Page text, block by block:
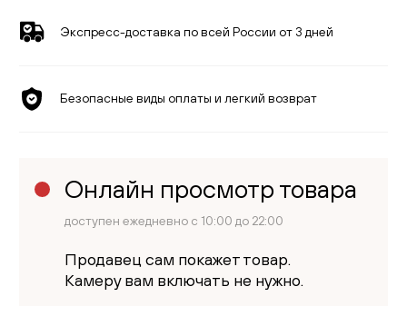
Экспресс-доставка по всей России от 3 дней
Безопасные виды оплаты и легкий возврат
Онлайн просмотр товара
доступен ежедневно с 10:00 до 22:00
Продавец сам покажет товар.
Камеру вам включать не нужно.